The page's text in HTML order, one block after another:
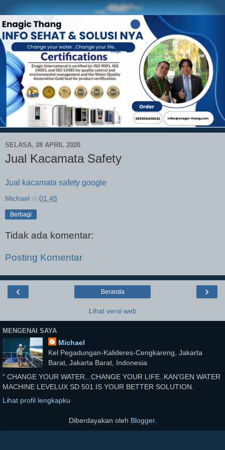
SELASA, 28 APRIL 2020
Jual Kacamata Safety
Jual kacamata safety google
Michael di 01.45
Berbagi
Tidak ada komentar:
Posting Komentar
‹ ›
Beranda
Lihat versi web
MENGENAI SAYA
Michael
Kel Pegadungan-Kalideres-Cengkareng, Jakarta
Barat, Jakarta Barat, Indonesia
" CHANGE YOUR WATER...CHANGE YOUR LIFE..KAN'GEN WATER
MACHINE LEVELUX SD 501 IS YOUR BETTER SOLUTION.
Lihat profil lengkapku
Diberdayakan oleh Blogger.